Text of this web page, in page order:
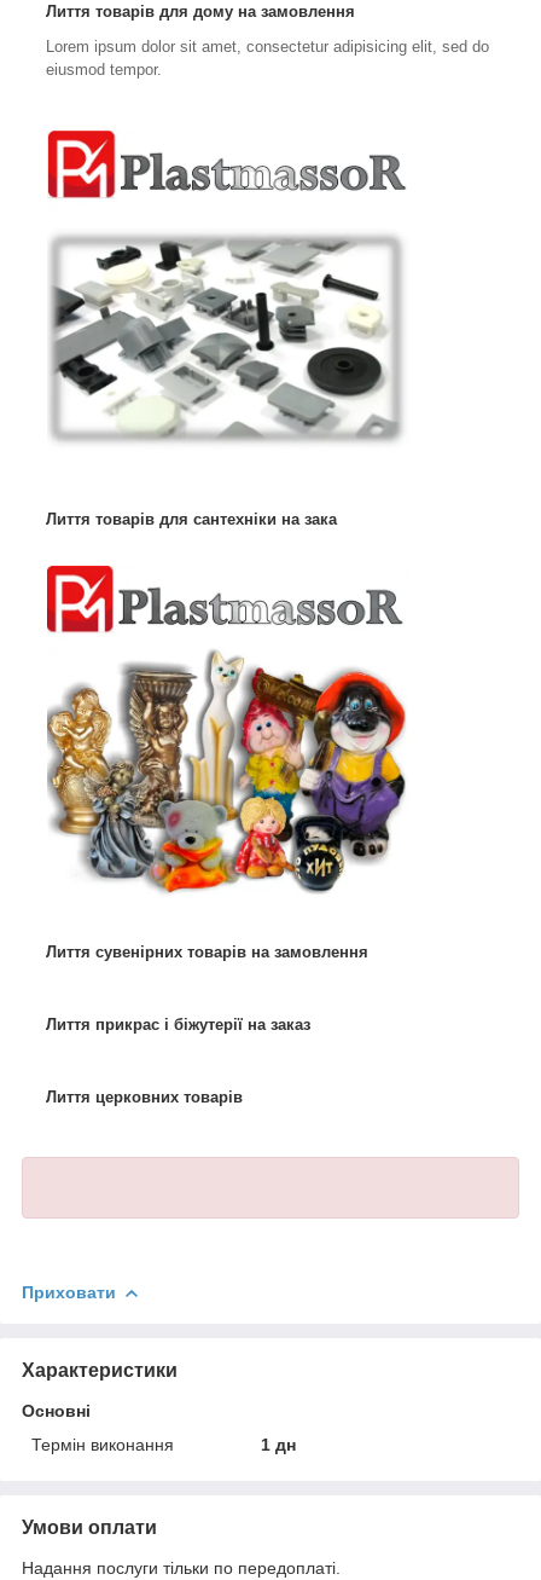
Лиття товарів для дому на замовлення
Lorem ipsum dolor sit amet, consectetur adipisicing elit, sed do
eiusmod tempor.
Лиття товарів для сантехніки на зака
Лиття сувенірних товарів на замовлення
Лиття прикрас і біжутерії на заказ
Лиття церковних товарів
Приховати
Характеристики
Основні
Термін виконання
1 дн
Умови оплати
Надання послуги тільки по передоплаті.